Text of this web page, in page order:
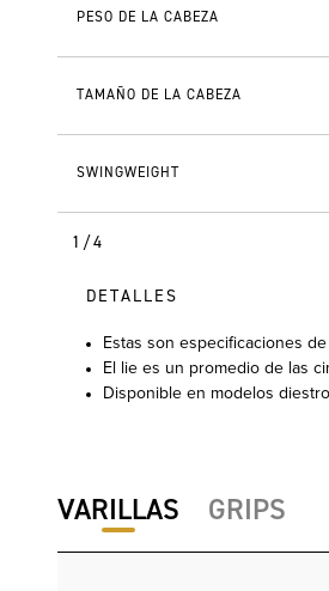
PESO DE LA CABEZA
TAMAÑO DE LA CABEZA
SWINGWEIGHT
1/4
DETALLES
Estas son especificaciones
El lie es un promedio de las
Disponible en modelos
VARILLAS GRIPS